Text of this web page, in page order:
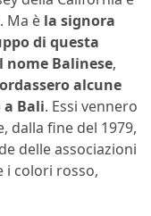
Ma è la signora
di questa
nome Balinese,
alcune
a Bali. Essi vennero
dalla fine del 1979,
delle associazioni
i colori rosso,